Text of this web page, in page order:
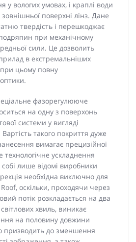
у вологих умовах, і краплі води
зовнішньої поверхні лінз. Дане
твердість і перешкоджає
при механічному
сили. Це дозволить
в екстремальніших
при цьому повну
оптики.
фазорегулююче
на одну з поверхонь
системи у вигляді
такого покриття дуже
вимагає прецизійної
технологічне ускладнення
лише відомі виробники
необхідна виключно для
оскільки, проходячи через
потік розкладається на два
хвиль, виникає
на половину довжини
призводить до зменшення